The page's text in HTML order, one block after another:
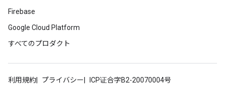
Firebase
Google Cloud Platform
すべてのプロダクト
利用規約 プライバシー
ICP证合字B2-20070004号